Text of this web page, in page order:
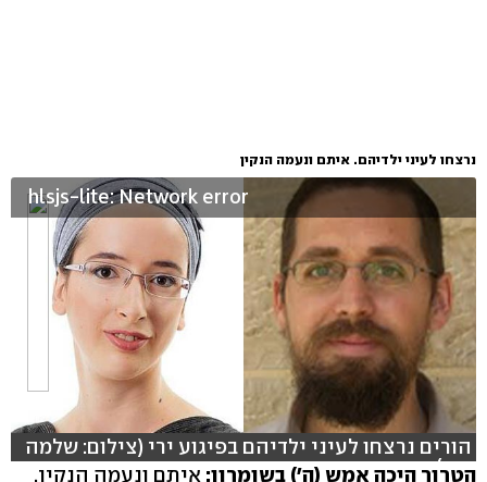
נרצחו לעיני ילדיהם. איתם ונעמה הנקין
hlsjs-lite: Network error
הורים נרצחו לעיני ילדיהם בפיגוע ירי (צילום: שלמה
מור)
הטרור היכה אמש (ה') בשומרון: איתם ונעמה הנקין,